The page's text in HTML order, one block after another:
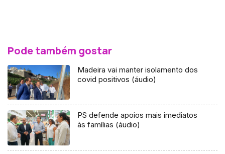
Pode também gostar
Madeira vai manter isolamento dos
covid positivos (áudio)
PS defende apoios mais imediatos
às famílias (áudio)